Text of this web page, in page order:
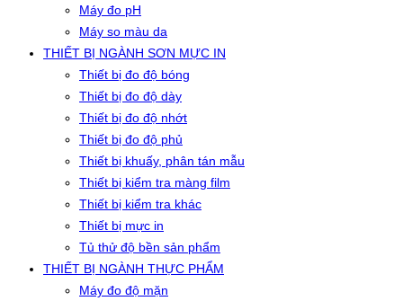
Máy đo pH
Máy so màu da
THIẾT BỊ NGÀNH SƠN MỰC IN
Thiết bị đo độ bóng
Thiết bị đo độ dày
Thiết bị đo độ nhớt
Thiết bị đo độ phủ
Thiết bị khuấy, phân tán mẫu
Thiết bị kiểm tra màng film
Thiết bị kiểm tra khác
Thiết bị mực in
Tủ thử độ bền sản phẩm
THIẾT BỊ NGÀNH THỰC PHẨM
Máy đo độ mặn